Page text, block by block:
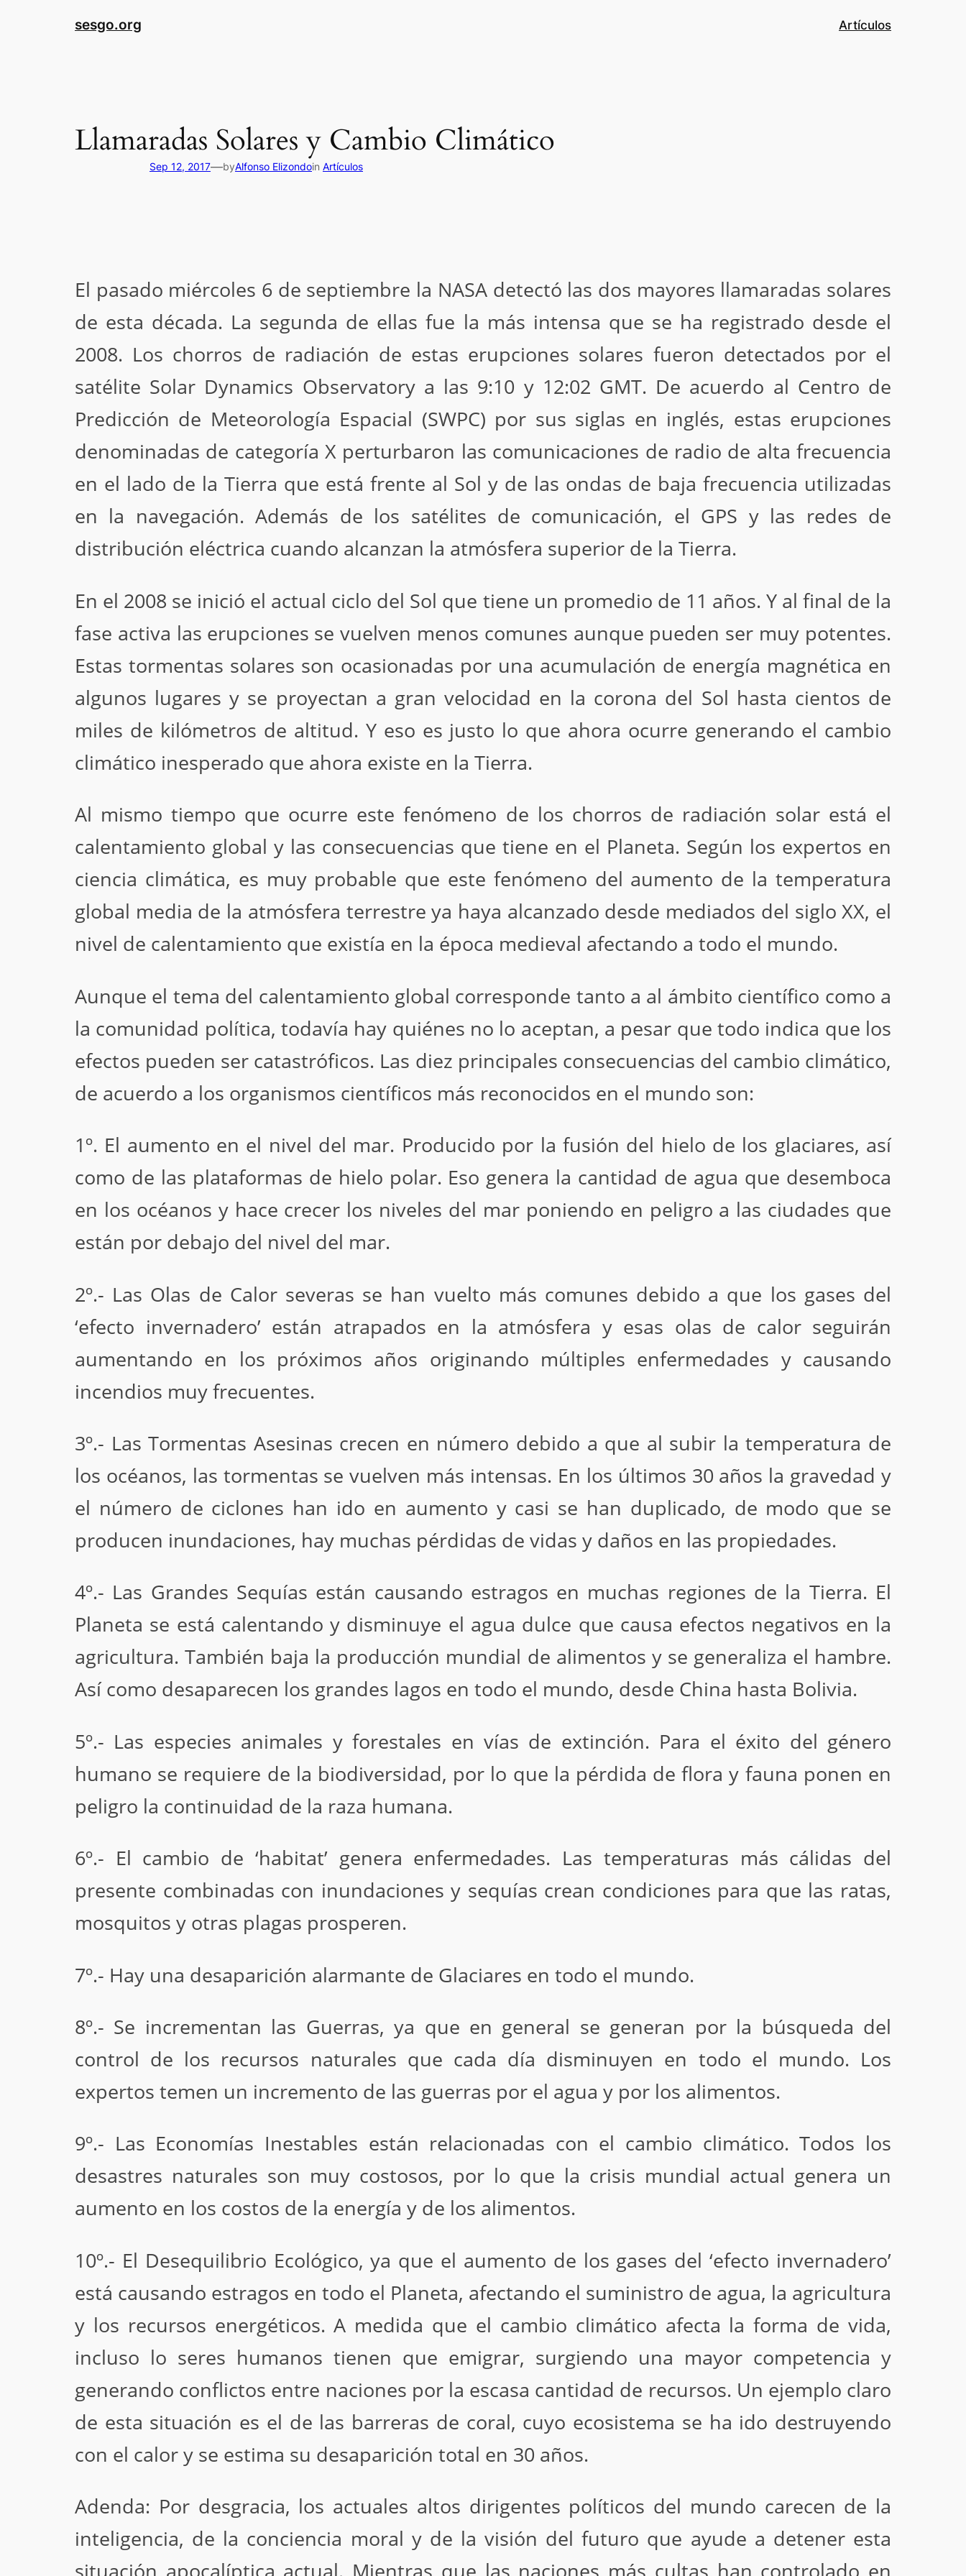
sesgo.org Artículos
Llamaradas Solares y Cambio Climático
Sep 12, 2017—byAlfonso Elizondoin Artículos
El pasado miércoles 6 de septiembre la NASA detectó las dos mayores llamaradas solares
de esta década. La segunda de ellas fue la más intensa que se ha registrado desde el
2008. Los chorros de radiación de estas erupciones solares fueron detectados por el
satélite Solar Dynamics Observatory a las 9:10 y 12:02 GMT. De acuerdo al Centro de
Predicción de Meteorología Espacial (SWPC) por sus siglas en inglés, estas erupciones
denominadas de categoría X perturbaron las comunicaciones de radio de alta frecuencia
en el lado de la Tierra que está frente al Sol y de las ondas de baja frecuencia utilizadas
en la navegación. Además de los satélites de comunicación, el GPS y las redes de
distribución eléctrica cuando alcanzan la atmósfera superior de la Tierra.
En el 2008 se inició el actual ciclo del Sol que tiene un promedio de 11 años. Y al final de la
fase activa las erupciones se vuelven menos comunes aunque pueden ser muy potentes.
Estas tormentas solares son ocasionadas por una acumulación de energía magnética en
algunos lugares y se proyectan a gran velocidad en la corona del Sol hasta cientos de
miles de kilómetros de altitud. Y eso es justo lo que ahora ocurre generando el cambio
climático inesperado que ahora existe en la Tierra.
Al mismo tiempo que ocurre este fenómeno de los chorros de radiación solar está el
calentamiento global y las consecuencias que tiene en el Planeta. Según los expertos en
ciencia climática, es muy probable que este fenómeno del aumento de la temperatura
global media de la atmósfera terrestre ya haya alcanzado desde mediados del siglo XX, el
nivel de calentamiento que existía en la época medieval afectando a todo el mundo.
Aunque el tema del calentamiento global corresponde tanto a al ámbito científico como a
la comunidad política, todavía hay quiénes no lo aceptan, a pesar que todo indica que los
efectos pueden ser catastróficos. Las diez principales consecuencias del cambio climático,
de acuerdo a los organismos científicos más reconocidos en el mundo son:
1º. El aumento en el nivel del mar. Producido por la fusión del hielo de los glaciares, así
como de las plataformas de hielo polar. Eso genera la cantidad de agua que desemboca
en los océanos y hace crecer los niveles del mar poniendo en peligro a las ciudades que
están por debajo del nivel del mar.
2º.- Las Olas de Calor severas se han vuelto más comunes debido a que los gases del
‘efecto invernadero’ están atrapados en la atmósfera y esas olas de calor seguirán
aumentando en los próximos años originando múltiples enfermedades y causando
incendios muy frecuentes.
3º.- Las Tormentas Asesinas crecen en número debido a que al subir la temperatura de
los océanos, las tormentas se vuelven más intensas. En los últimos 30 años la gravedad y
el número de ciclones han ido en aumento y casi se han duplicado, de modo que se
producen inundaciones, hay muchas pérdidas de vidas y daños en las propiedades.
4º.- Las Grandes Sequías están causando estragos en muchas regiones de la Tierra. El
Planeta se está calentando y disminuye el agua dulce que causa efectos negativos en la
agricultura. También baja la producción mundial de alimentos y se generaliza el hambre.
Así como desaparecen los grandes lagos en todo el mundo, desde China hasta Bolivia.
5º.- Las especies animales y forestales en vías de extinción. Para el éxito del género
humano se requiere de la biodiversidad, por lo que la pérdida de flora y fauna ponen en
peligro la continuidad de la raza humana.
6º.- El cambio de ‘habitat’ genera enfermedades. Las temperaturas más cálidas del
presente combinadas con inundaciones y sequías crean condiciones para que las ratas,
mosquitos y otras plagas prosperen.
7º.- Hay una desaparición alarmante de Glaciares en todo el mundo.
8º.- Se incrementan las Guerras, ya que en general se generan por la búsqueda del
control de los recursos naturales que cada día disminuyen en todo el mundo. Los
expertos temen un incremento de las guerras por el agua y por los alimentos.
9º.- Las Economías Inestables están relacionadas con el cambio climático. Todos los
desastres naturales son muy costosos, por lo que la crisis mundial actual genera un
aumento en los costos de la energía y de los alimentos.
10º.- El Desequilibrio Ecológico, ya que el aumento de los gases del ‘efecto invernadero’
está causando estragos en todo el Planeta, afectando el suministro de agua, la agricultura
y los recursos energéticos. A medida que el cambio climático afecta la forma de vida,
incluso lo seres humanos tienen que emigrar, surgiendo una mayor competencia y
generando conflictos entre naciones por la escasa cantidad de recursos. Un ejemplo claro
de esta situación es el de las barreras de coral, cuyo ecosistema se ha ido destruyendo
con el calor y se estima su desaparición total en 30 años.
Adenda: Por desgracia, los actuales altos dirigentes políticos del mundo carecen de la
inteligencia, de la conciencia moral y de la visión del futuro que ayude a detener esta